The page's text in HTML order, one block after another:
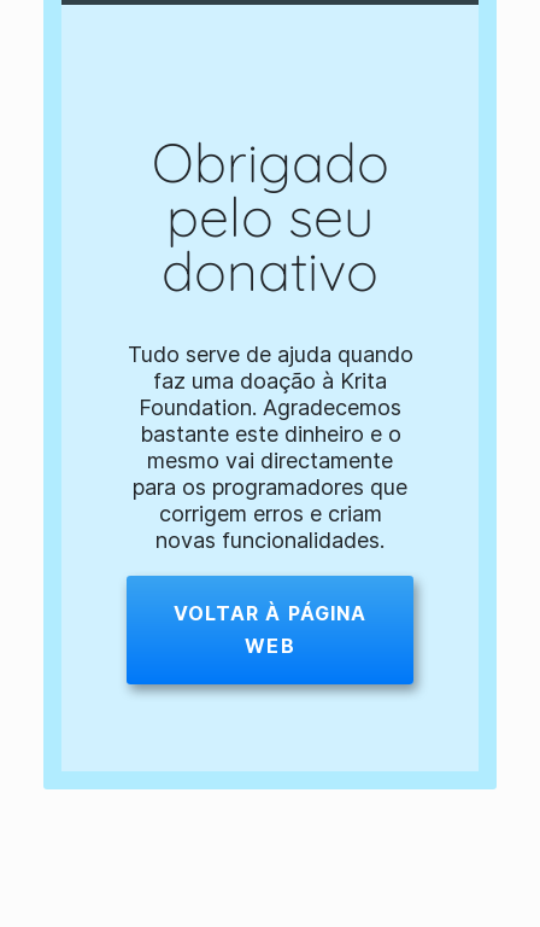
Obrigado
pelo seu
donativo
Tudo serve de ajuda quando
faz uma doação à Krita
Foundation. Agradecemos
bastante este dinheiro e o
mesmo vai directamente
para os programadores que
corrigem erros e criam
novas funcionalidades.
VOLTAR À PÁGINA
WEB